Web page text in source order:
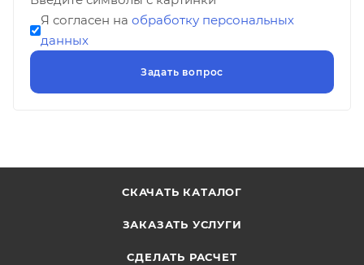
Я согласен на обработку персональных
данных
СКАЧАТЬ КАТАЛОГ
ЗАКАЗАТЬ УСЛУГИ
СДЕЛАТЬ РАСЧЕТ